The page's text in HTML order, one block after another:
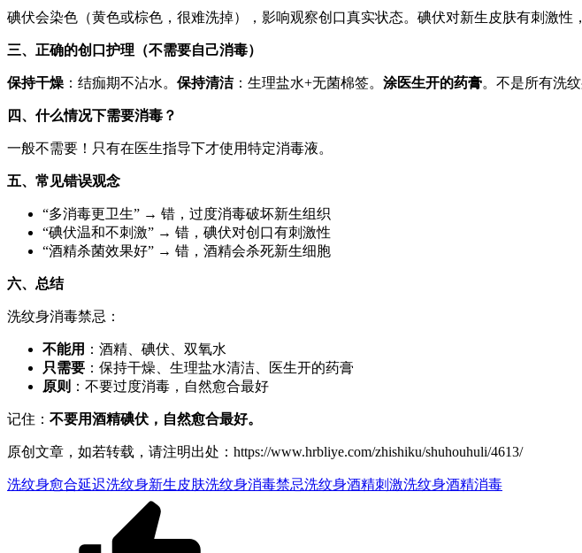
碘伏会染色（黄色或棕色，很难洗掉），影响观察创口真实状态。碘伏对新生皮肤有刺激性
三、正确的创口护理（不需要自己消毒）
保持干燥 ：结痂期不沾水。 保持清洁：生理盐水+无菌棉签。 涂医生开的药膏。不是所有洗
四、什么情况下需要消毒？
一般不需要！只有在医生指导下才使用特定消毒液。
五、常见错误观念
“多消毒更卫生” → 错，过度消毒破坏新生组织
“碘伏温和不刺激” → 错，碘伏对创口有刺激性
“酒精杀菌效果好” → 错，酒精会杀死新生细胞
六、总结
洗纹身消毒禁忌：
不能用 ：酒精、碘伏、双氧水
只需要 ：保持干燥、生理盐水清洁、医生开的药膏
原则 ：不要过度消毒，自然愈合最好
记住： 不要用酒精碘伏，自然愈合最好。
原创文章，如若转载，请注明出处：https://www.hrbliye.com/zhishiku/shuhouhuli/4613/
洗纹身愈合延迟洗纹身新生皮肤洗纹身消毒禁忌洗纹身酒精刺激洗纹身酒精消毒